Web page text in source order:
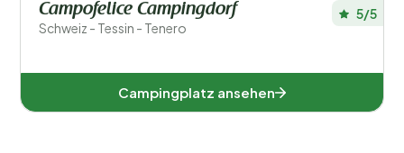
Campofelice Campingdorf
Schweiz - Tessin - Tenero
5/5
Campingplatz ansehen